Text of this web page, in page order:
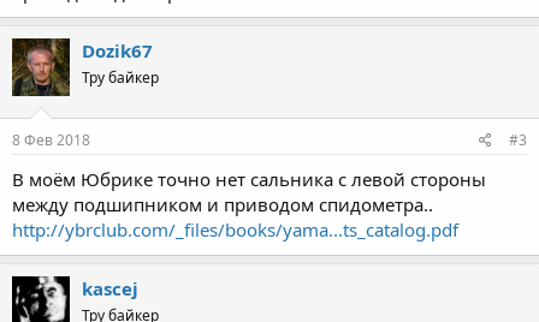
Dozik67
Тру байкер
8 Фев 2018 #3
В моём Юбрике точно нет сальника с левой стороны
между подшипником и приводом спидометра..
http://ybrclub.com/_files/books/yama...ts_catalog.pdf
kascej
Тру байкер